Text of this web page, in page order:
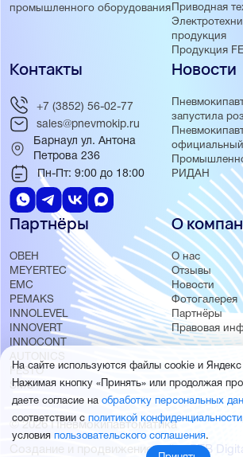
промышленного оборудования Приводная
продукция
Продукция
Новости
запустила
РИДАН
Партнёры
ОВЕН
MEYERTEC
EMC
PEMAKS
INNOLEVEL
INNOVERT
INNOCONT
AUTONICS
FESTO
SMC
О
О нас
Отзывы
Новости
Фотогалерея
Партнёры
Правовая
Контакты
+7 (3852) 56-02-77
sales@pnevmokip.ru
Барнаул ул. Антона
Петрова 236
Пн-Пт: 9:00 до 18:00
© 2026 Пневмокипавтоматика
Создание и продвижение сайта BTB
На сайте используются файлы cookie и
Нажимая кнопку «Принять» или продолжая
даете согласие на обработку персональных
соответствии с политикой конфиденциальности
условия пользовательского соглашения.